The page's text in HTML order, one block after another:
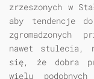
zrzeszonych w
aby tendencje
nawet stulecia,
się, że dobra
wielu